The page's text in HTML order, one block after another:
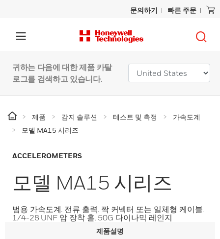
문의하기 빠른 주문
귀하는 다음에 대한 제품 카탈
로그를 검색하고 있습니다.
제품 감지 솔루션 테스트 및 측정
가속도계
모델 MA15 시리즈
ACCELEROMETERS
모델 MA15 시리즈
범용 가속도계. 전류 출력. 짝 커넥터 또는 일체형 케이블.
1/4-28 UNF 암 장착 홀. 50G 다이나믹 레인지
제품설명